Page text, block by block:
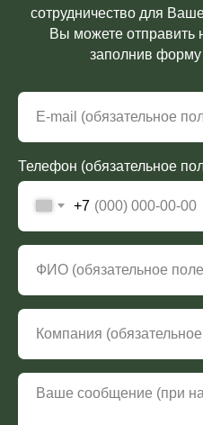
сотрудничество для
Вы можете отправить
заполнив форму
Телефон (обязательное
+7